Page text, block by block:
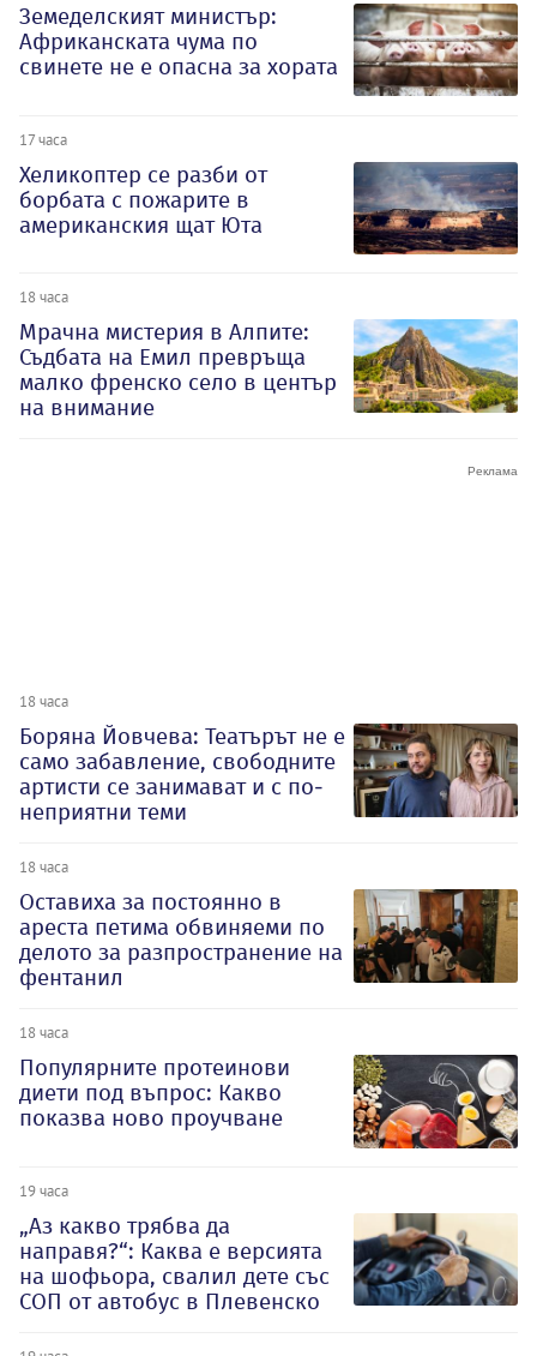
Земеделският министър:
Африканската чума по
свинете не е опасна за хората
17 часа
Хеликоптер се разби от
борбата с пожарите в
американския щат Юта
18 часа
Мрачна мистерия в Алпите:
Съдбата на Емил превръща
малко френско село в център
на внимание
18 часа
Боряна Йовчева: Театърът не е
само забавление, свободните
артисти се занимават и с по-
неприятни теми
18 часа
Оставиха за постоянно в
ареста петима обвиняеми по
делото за разпространение на
фентанил
18 часа
Популярните протеинови
диети под въпрос: Какво
показва ново проучване
19 часа
„Аз какво трябва да
направя?“: Каква е версията
на шофьора, свалил дете със
СОП от автобус в Плевенско